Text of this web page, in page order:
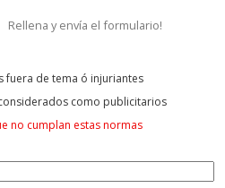
Rellena y envía el formulario!
fuera de tema ó injuriantes
como publicitarios
no cumplan estas normas